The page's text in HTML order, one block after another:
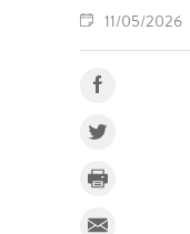
11/05/2026